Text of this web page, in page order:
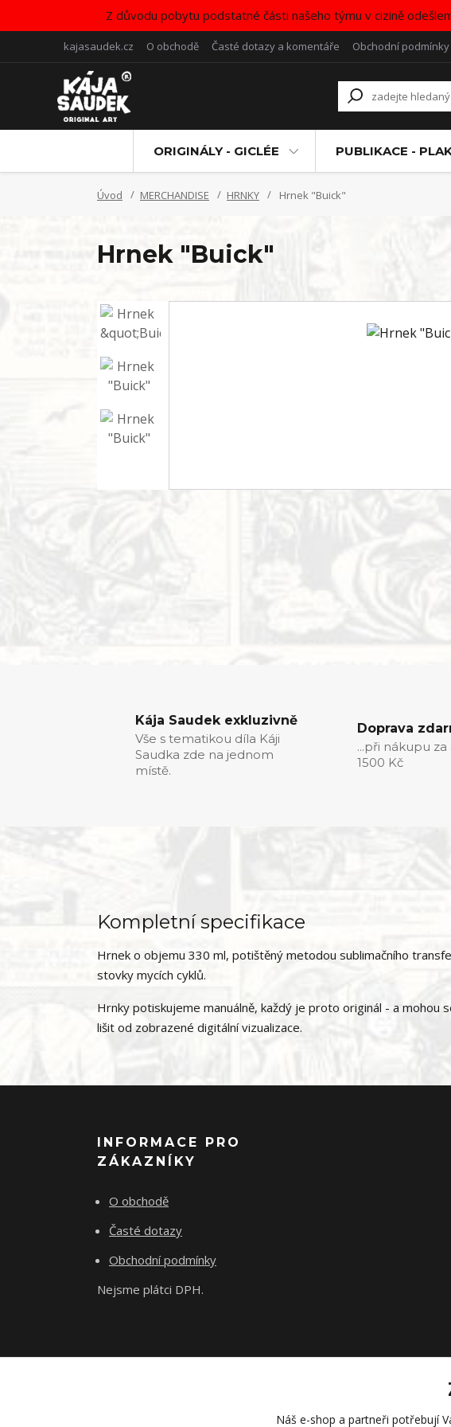
Z důvodu pobytu podstatné části našeho týmu v cizině
kajasaudek.cz O obchodě Časté dotazy a komentáře Obchodní podmínky
ORIGINÁLY - GICLÉE PUBLIKACE -
Úvod MERCHANDISE HRNKY Hrnek "Buick"
Hrnek "Buick"
Kája Saudek exkluzivně
Vše s tematikou díla Káji
Saudka zde na jednom
místě.
Doprava
...při nákupu
1500 Kč
Kompletní specifikace
Hrnek o objemu 330 ml, potištěný metodou sublimačního
stovky mycích cyklů.
Hrnky potiskujeme manuálně, každý je proto originál - a
lišit od zobrazené digitální vizualizace.
INFORMACE PRO
ZÁKAZNÍKY
O obchodě
Časté dotazy
Obchodní podmínky
Nejsme plátci DPH.
Náš e-shop a partneři potřebují